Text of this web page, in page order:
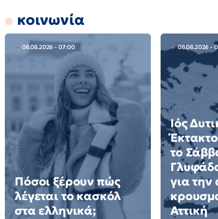
κοινωνία
08.08.2026 - 07:00
Πόσοι ξέρουν πώς
λέγεται το κασκόλ
στα ελληνικά;
08.08.2026 -
Ιός
το
για
Αττική